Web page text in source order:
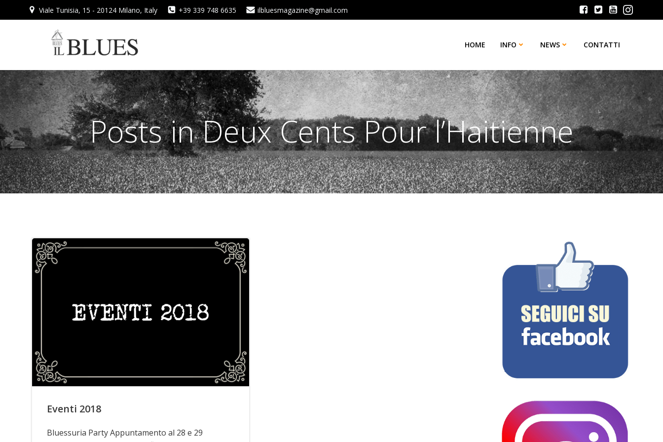
al
Viale Tunisia, 15 - 20124 Milano, Italy +39 339 748 6635 ilbluesmagazine@gmail.com
HOME INFO NEWS CONTATTI
Posts in Deux Cents Pour l’Haitienne
Eventi 2018
Bluessuria Party Appuntamento al 28 e 29